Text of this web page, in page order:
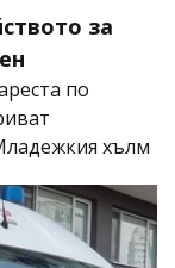
за
по
хълм